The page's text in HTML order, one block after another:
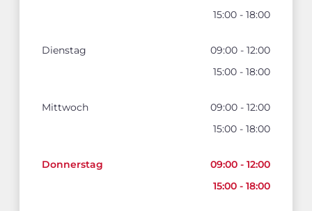
15:00 - 18:00
Dienstag
09:00 - 12:00
15:00 - 18:00
Mittwoch
09:00 - 12:00
15:00 - 18:00
Donnerstag
09:00 - 12:00
15:00 - 18:00